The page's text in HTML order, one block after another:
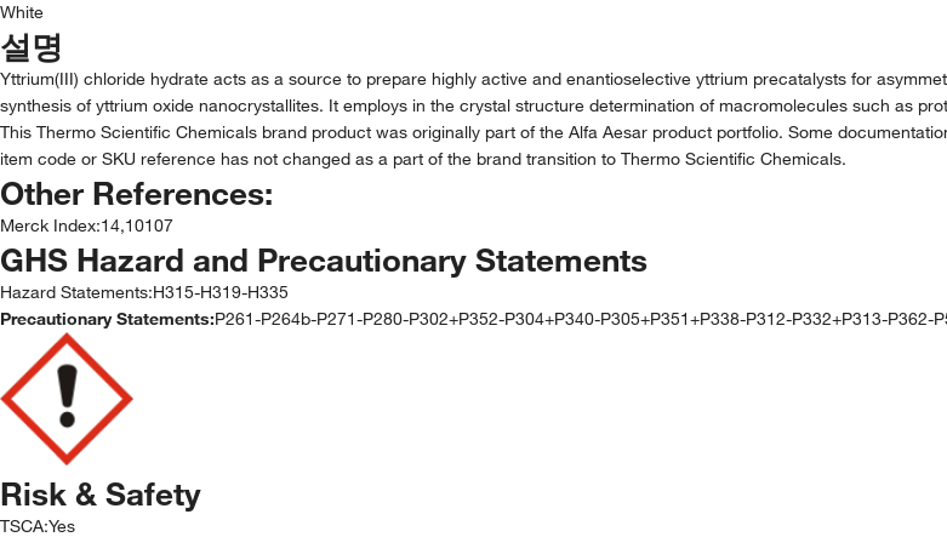
White
설명
Yttrium(III) chloride hydrate acts as a source to prepare highly active and enantioselective yttrium precatalysts for
synthesis of yttrium oxide nanocrystallites. It employs in the crystal structure determination of macromolecules such as
This Thermo Scientific Chemicals brand product was originally part of the Alfa Aesar product portfolio. Some
item code or SKU reference has not changed as a part of the brand transition to Thermo Scientific Chemicals.
Other References:
Merck Index:14,10107
GHS Hazard and Precautionary Statements
Hazard Statements:H315-H319-H335
Precautionary Statements:P261-P264b-P271-P280-P302+P352-P304+P340-P305+P351+P338-P312-P332+P313-P362-
Risk & Safety
TSCA:Yes